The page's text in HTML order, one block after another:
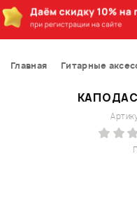
Главная Гитарные